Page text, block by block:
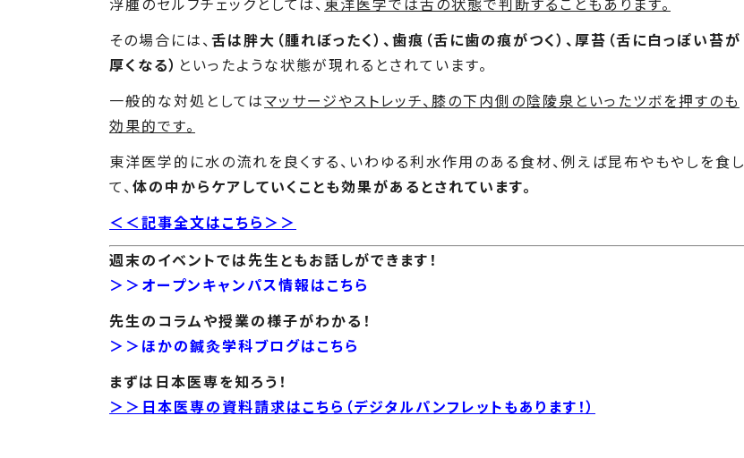
その場合には、舌は胖大（腫れぼったく）、歯痕（舌に歯の痕がつく）、厚苔（舌に白っぽい苔が
厚くなる） といったような状態が現れるとされています。
一般的な対処としてはマッサージやストレッチ、膝の下内側の陰陵泉といったツボを押すのも
効果的です。
東洋医学的に水の流れを良くする、いわゆる利水作用のある食材、例えば昆布やもやしを食し
て、体の中からケアしていくことも効果があるとされています。
＜＜記事全文はこちら＞＞
週末のイベントでは先生ともお話しができます！
＞＞オープンキャンパス情報はこちら
先生のコラムや授業の様子がわかる！
＞＞ほかの鍼灸学科ブログはこちら
まずは日本医専を知ろう！
＞＞日本医専の資料請求はこちら（デジタルパンフレットもあります！）